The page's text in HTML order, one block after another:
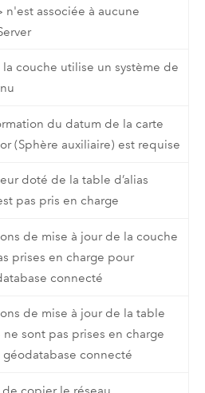
n'est associée à aucune
couche utilise un système de
du datum de la carte
(Sphère auxiliaire) est requise
doté de la table d’alias
pas pris en charge
de mise à jour de la couche
prises en charge pour
connecté
de mise à jour de la table
sont pas prises en charge
géodatabase connecté